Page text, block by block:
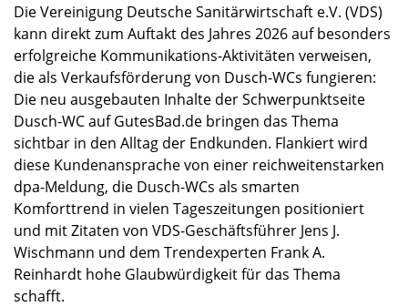
Die Vereinigung Deutsche Sanitärwirtschaft e.V. (VDS)
kann direkt zum Auftakt des Jahres 2026 auf besonders
erfolgreiche Kommunikations-Aktivitäten verweisen,
die als Verkaufsförderung von Dusch-WCs fungieren:
Die neu ausgebauten Inhalte der Schwerpunktseite
Dusch-WC auf GutesBad.de bringen das Thema
sichtbar in den Alltag der Endkunden. Flankiert wird
diese Kundenansprache von einer reichweitenstarken
dpa-Meldung, die Dusch-WCs als smarten
Komforttrend in vielen Tageszeitungen positioniert
und mit Zitaten von VDS-Geschäftsführer Jens J.
Wischmann und dem Trendexperten Frank A.
Reinhardt hohe Glaubwürdigkeit für das Thema
schafft.​